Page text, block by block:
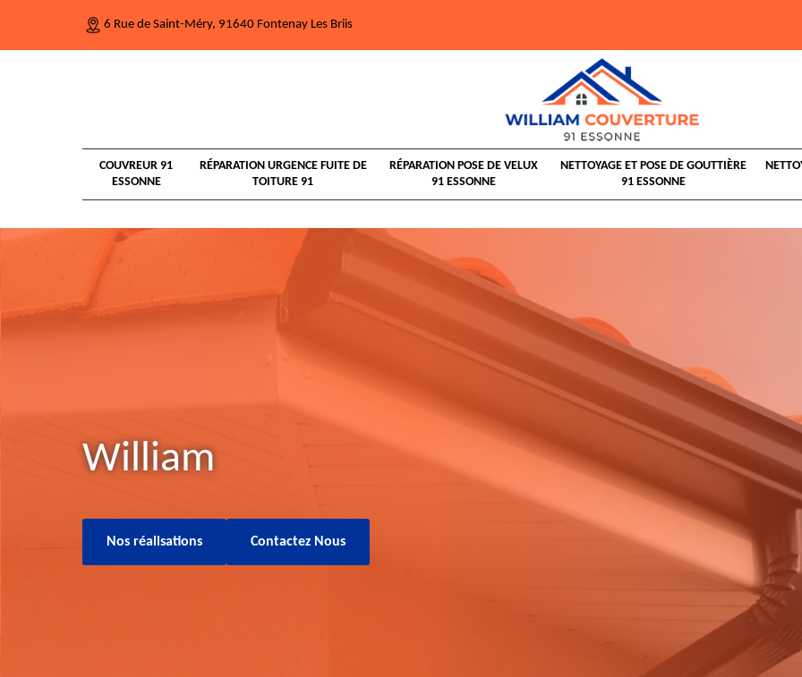
6 Rue de Saint-Méry, 91640 Fontenay Les Briis
COUVREUR 91
ESSONNE
RÉPARATION URGENCE FUITE DE
TOITURE 91
RÉPARATION POSE DE VELUX
91 ESSONNE
NETTOYAGE ET POSE DE GOUTTIÈRE
91 ESSONNE
William
Nos réalisations Contactez Nous